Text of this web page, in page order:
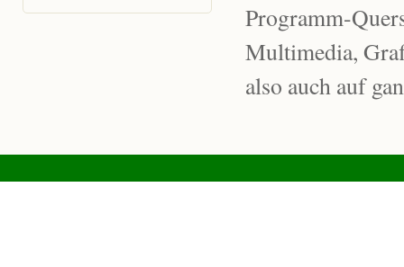
Programm-
Multimedia,
also auch auf